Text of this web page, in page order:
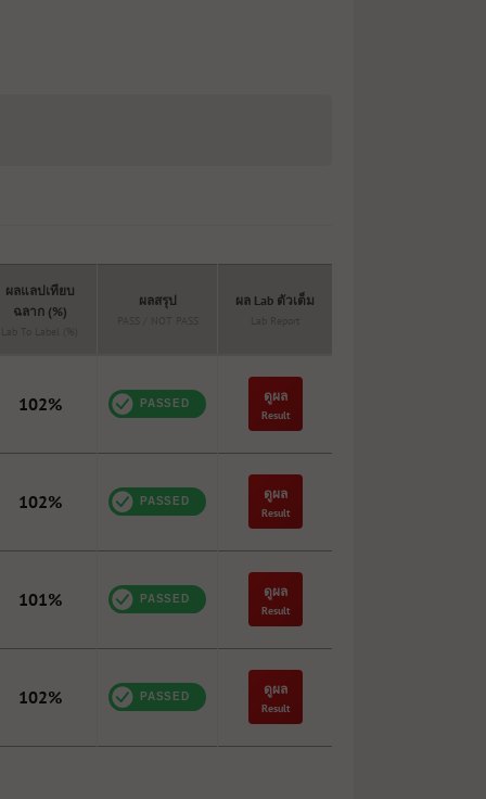
ผลแลปเทียบ
ฉลาก (%)
ผลสรุป ผล Lab ตัวเต็ม
102% ดูผล
Result
102% ดูผล
Result
101% ดูผล
Result
102% ดูผล
Result